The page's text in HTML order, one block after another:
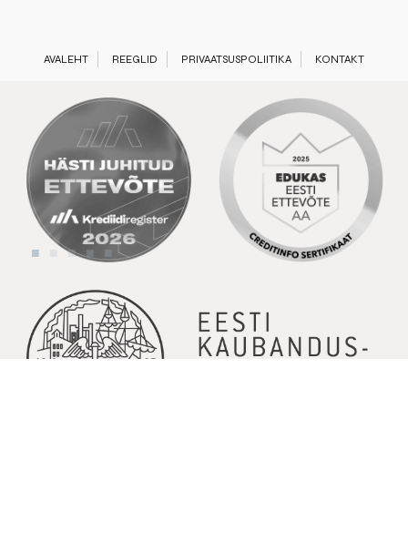
AVALEHT REEGLID PRIVAATSUSPOLIITIKA KONTAKT